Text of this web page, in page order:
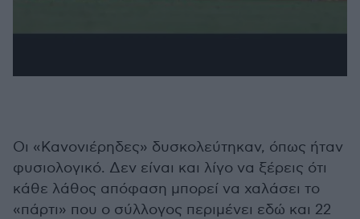
Οι «Κανονιέρηδες» δυσκολεύτηκαν, όπως ήταν
φυσιολογικό. Δεν είναι και λίγο να ξέρεις ότι
κάθε λάθος απόφαση μπορεί να χαλάσει το
«πάρτι» που ο σύλλογος περιμένει εδώ και 22